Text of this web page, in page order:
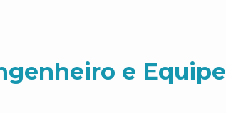
e Equipe